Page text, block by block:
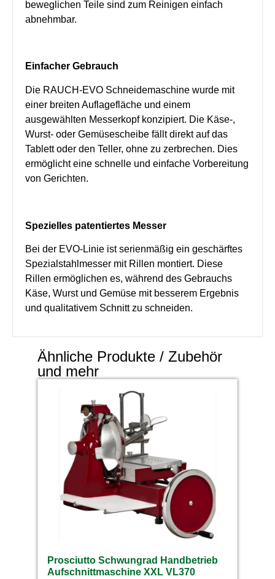
beweglichen Teile sind zum Reinigen einfach
abnehmbar.
Einfacher Gebrauch
Die RAUCH-EVO Schneidemaschine wurde mit
einer breiten Auflagefläche und einem
ausgewählten Messerkopf konzipiert. Die Käse-,
Wurst- oder Gemüsescheibe fällt direkt auf das
Tablett oder den Teller, ohne zu zerbrechen. Dies
ermöglicht eine schnelle und einfache Vorbereitung
von Gerichten.
Spezielles patentiertes Messer
Bei der EVO-Linie ist serienmäßig ein geschärftes
Spezialstahlmesser mit Rillen montiert. Diese
Rillen ermöglichen es, während des Gebrauchs
Käse, Wurst und Gemüse mit besserem Ergebnis
und qualitativem Schnitt zu schneiden.
Ähnliche Produkte / Zubehör
und mehr
Prosciutto Schwungrad Handbetrieb
Aufschnittmaschine XXL VL370